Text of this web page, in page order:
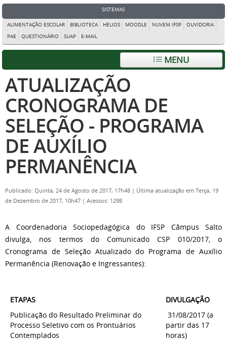
SISTEMAS
ALIMENTAÇÃO ESCOLAR BIBLIOTECA HELIOS MOODLE NUVEM IFSP
OUVIDORIA
PAE
QUESTIONÁRIO SUAP E-MAIL
MENU
ATUALIZAÇÃO
CRONOGRAMA DE
SELEÇÃO - PROGRAMA
DE AUXÍLIO
PERMANÊNCIA
Publicado: Quinta, 24 de Agosto de 2017, 17h48 | Última atualização em Terça, 19
de Dezembro de 2017, 10h47 | Acessos: 1298
A Coordenadoria Sociopedagógica do IFSP Câmpus Salto
divulga, nos termos do Comunicado CSP 010/2017, o
Cronograma de Seleção Atualizado do Programa de Auxílio
Permanência (Renovação e Ingressantes):
ETAPAS
DIVULGAÇÃO
Publicação do Resultado Preliminar do
Processo Seletivo com os Prontuários
Contemplados
31/08/2017 (a
partir das 17
horas)